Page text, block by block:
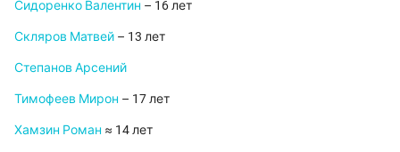
Сидоренко Валентин – 16 лет
Скляров Матвей – 13 лет
Степанов Арсений
Тимофеев Мирон – 17 лет
Хамзин Роман ≈ 14 лет